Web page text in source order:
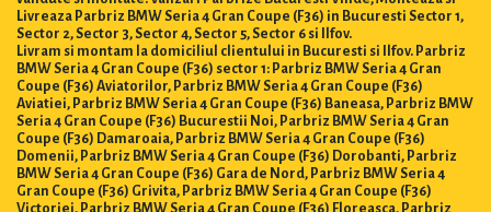
Livreaza Parbriz BMW Seria 4 Gran Coupe (F36) in Bucuresti Sector 1,
Sector 2, Sector 3, Sector 4, Sector 5, Sector 6 si Ilfov.
Livram si montam la domiciliul clientului in Bucuresti si Ilfov. Parbriz
BMW Seria 4 Gran Coupe (F36) sector 1: Parbriz BMW Seria 4 Gran
Coupe (F36) Aviatorilor, Parbriz BMW Seria 4 Gran Coupe (F36)
Aviatiei, Parbriz BMW Seria 4 Gran Coupe (F36) Baneasa, Parbriz BMW
Seria 4 Gran Coupe (F36) Bucurestii Noi, Parbriz BMW Seria 4 Gran
Coupe (F36) Damaroaia, Parbriz BMW Seria 4 Gran Coupe (F36)
Domenii, Parbriz BMW Seria 4 Gran Coupe (F36) Dorobanti, Parbriz
BMW Seria 4 Gran Coupe (F36) Gara de Nord, Parbriz BMW Seria 4
Gran Coupe (F36) Grivita, Parbriz BMW Seria 4 Gran Coupe (F36)